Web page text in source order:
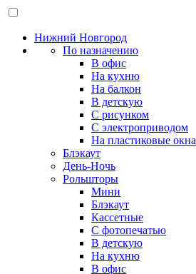
Нижний Новгород
По назначению
В офис
На кухню
На балкон
В детскую
С рисунком
С электроприводом
На пластиковые окна
Блэкаут
День-Ночь
Рольшторы
Мини
Блэкаут
Кассетные
С фотопечатью
В детскую
На кухню
В офис